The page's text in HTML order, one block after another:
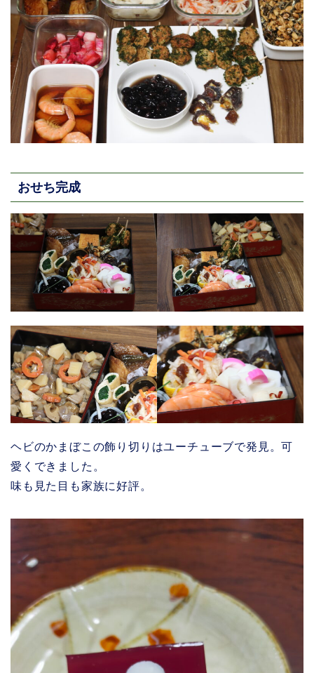
おせち完成
ヘビのかまぼこの飾り切りはユーチューブで発見。可
愛くできました。
味も見た目も家族に好評。